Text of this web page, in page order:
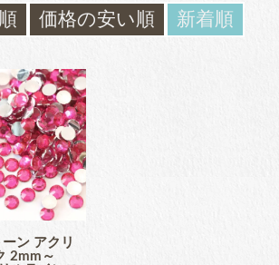
チャトン
ﾌﾞﾗﾝﾄﾞ製ﾗｲﾝｽﾄｰﾝ同等品
アクリルラインストーン
パールラインストーン
価格の安い順 新着順
ン アクリ
2mm～